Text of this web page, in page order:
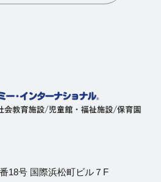
18号 国際浜松町ビル７F